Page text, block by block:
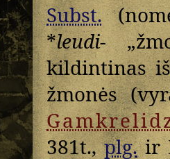
Subst.
*leudi-
kildintinas
žmonės
381t.,plg.ir